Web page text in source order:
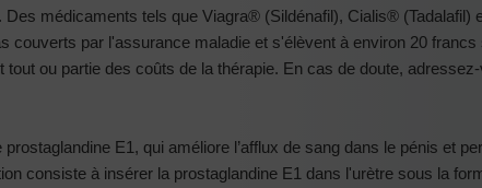
médicaments tels que Viagra® (Sildénafil), Cialis® (Tadalafil)
couverts par l'assurance maladie et s'élèvent à environ 20
ou partie des coûts de la thérapie. En cas de doute,
E1, qui améliore l’afflux de sang dans le pénis et
consiste à insérer la prostaglandine E1 dans l'urètre sous la